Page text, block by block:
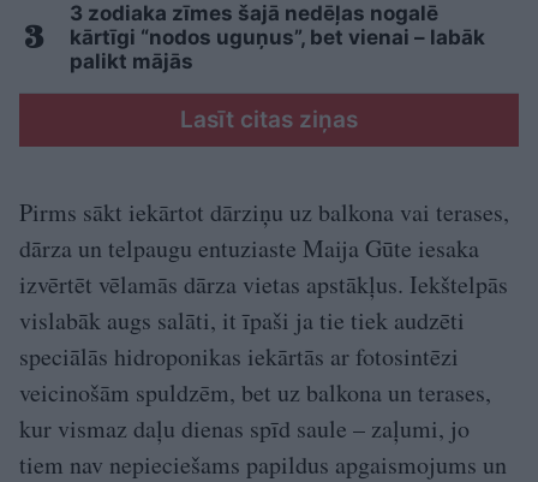
3 zodiaka zīmes šajā nedēļas nogalē
kārtīgi “nodos uguņus”, bet vienai – labāk
palikt mājās
Lasīt citas ziņas
Pirms sākt iekārtot dārziņu uz balkona vai terases,
dārza un telpaugu entuziaste Maija Gūte iesaka
izvērtēt vēlamās dārza vietas apstākļus. Iekštelpās
vislabāk augs salāti, it īpaši ja tie tiek audzēti
speciālās hidroponikas iekārtās ar fotosintēzi
veicinošām spuldzēm, bet uz balkona un terases,
kur vismaz daļu dienas spīd saule – zaļumi, jo
tiem nav nepieciešams papildus apgaismojums un